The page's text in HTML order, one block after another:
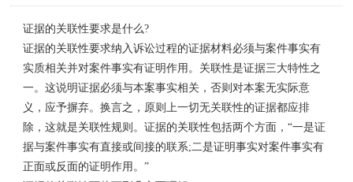
证据的关联性要求是什么?
证据的关联性要求纳入诉讼过程的证据材料必须与案件事实有
实质相关并对案件事实有证明作用。关联性是证据三大特性之
一。这说明证据必须与本案事实相关，否则对本案无实际意
义，应予摒弃。换言之，原则上一切无关联性的证据都应排
除，这就是关联性规则。证据的关联性包括两个方面，“一是证
据与案件事实有直接或间接的联系;二是证明事实对案件事实有
正面或反面的证明作用。”